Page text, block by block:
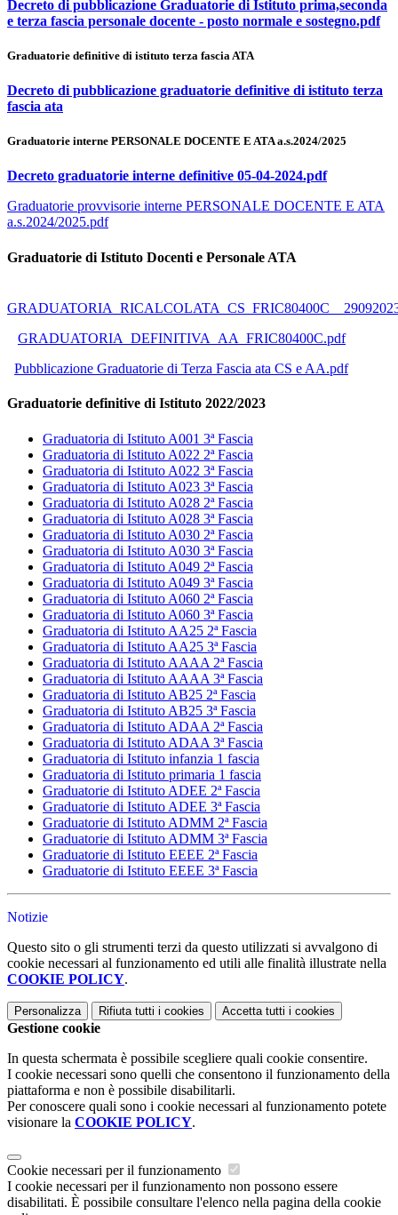
Decreto di pubblicazione Graduatorie di Istituto prima,seconda
e terza fascia personale docente - posto normale e sostegno.pdf
Graduatorie definitive di istituto terza fascia ATA
Decreto di pubblicazione graduatorie definitive di istituto terza
fascia ata
Graduatorie interne PERSONALE DOCENTE E ATA a.s.2024/2025
Decreto graduatorie interne definitive 05-04-2024.pdf
Graduatorie provvisorie interne PERSONALE DOCENTE E ATA
a.s.2024/2025.pdf
Graduatorie di Istituto Docenti e Personale ATA
GRADUATORIA_DEFINITIVA_AA_FRIC80400C.pdf
Pubblicazione Graduatorie di Terza Fascia ata CS e AA.pdf
Graduatorie definitive di Istituto 2022/2023
Graduatoria di Istituto A001 3ª Fascia
Graduatoria di Istituto A022 2ª Fascia
Graduatoria di Istituto A022 3ª Fascia
Graduatoria di Istituto A023 3ª Fascia
Graduatoria di Istituto A028 2ª Fascia
Graduatoria di Istituto A028 3ª Fascia
Graduatoria di Istituto A030 2ª Fascia
Graduatoria di Istituto A030 3ª Fascia
Graduatoria di Istituto A049 2ª Fascia
Graduatoria di Istituto A049 3ª Fascia
Graduatoria di Istituto A060 2ª Fascia
Graduatoria di Istituto A060 3ª Fascia
Graduatoria di Istituto AA25 2ª Fascia
Graduatoria di Istituto AA25 3ª Fascia
Graduatoria di Istituto AAAA 2ª Fascia
Graduatoria di Istituto AAAA 3ª Fascia
Graduatoria di Istituto AB25 2ª Fascia
Graduatoria di Istituto AB25 3ª Fascia
Graduatoria di Istituto ADAA 2ª Fascia
Graduatoria di Istituto ADAA 3ª Fascia
Graduatoria di Istituto infanzia 1 fascia
Graduatoria di Istituto primaria 1 fascia
Graduatorie di Istituto ADEE 2ª Fascia
Graduatorie di Istituto ADEE 3ª Fascia
Graduatorie di Istituto ADMM 2ª Fascia
Graduatorie di Istituto ADMM 3ª Fascia
Graduatorie di Istituto EEEE 2ª Fascia
Graduatorie di Istituto EEEE 3ª Fascia
Notizie
Questo sito o gli strumenti terzi da questo utilizzati si avvalgono di
cookie necessari al funzionamento ed utili alle finalità illustrate nella
COOKIE POLICY.
Personalizza Rifiuta tutti i cookies Accetta tutti i cookies
Gestione cookie
In questa schermata è possibile scegliere quali cookie consentire.
I cookie necessari sono quelli che consentono il funzionamento della
piattaforma e non è possibile disabilitarli.
Per conoscere quali sono i cookie necessari al funzionamento potete
visionare la COOKIE POLICY.
Cookie necessari per il funzionamento
I cookie necessari per il funzionamento non possono essere
disabilitati. È possibile consultare l'elenco nella pagina della cookie